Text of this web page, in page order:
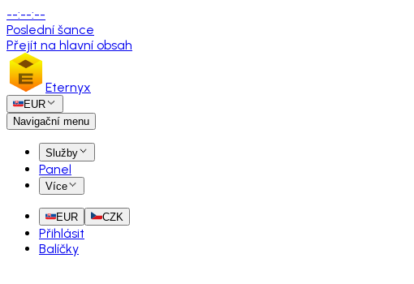
--:--:--
Poslední šance
Přejít na hlavní obsah
Eternyx
EUR
Navigační menu
Služby
Panel
Více
EUR CZK
Přihlásit
Balíčky